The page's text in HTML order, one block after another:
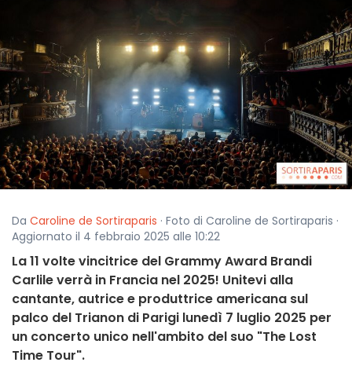
Da Caroline de Sortiraparis · Foto di Caroline de Sortiraparis ·
Aggiornato il 4 febbraio 2025 alle 10:22
La 11 volte vincitrice del Grammy Award Brandi
Carlile verrà in Francia nel 2025! Unitevi alla
cantante, autrice e produttrice americana sul
palco del Trianon di Parigi lunedì 7 luglio 2025 per
un concerto unico nell'ambito del suo "The Lost
Time Tour".